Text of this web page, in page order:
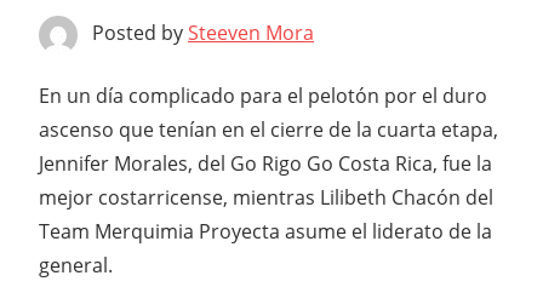
Posted bySteeven Mora
En un día complicado para el pelotón por el duro
ascenso que tenían en el cierre de la cuarta etapa,
Jennifer Morales, del Go Rigo Go Costa Rica, fue la
mejor costarricense, mientras Lilibeth Chacón del
Team Merquimia Proyecta asume el liderato de la
general.